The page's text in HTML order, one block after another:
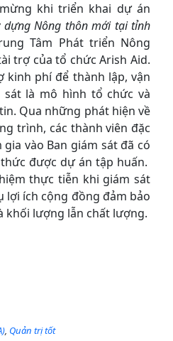
khi triển khai dự án
dựng Nông thôn mới tại tỉnh
Tâm Phát triển Nông
trợ của tổ chức Arish Aid.
kinh phí để thành lập, vận
là mô hình tổ chức và
Qua những phát hiện về
trình, các thành viên đặc
vào Ban giám sát đã có
được dự án tập huấn.
thực tiễn khi giám sát
lợi ích cộng đồng đảm bảo
khối lượng lẫn chất lượng.
, Quản trị tốt